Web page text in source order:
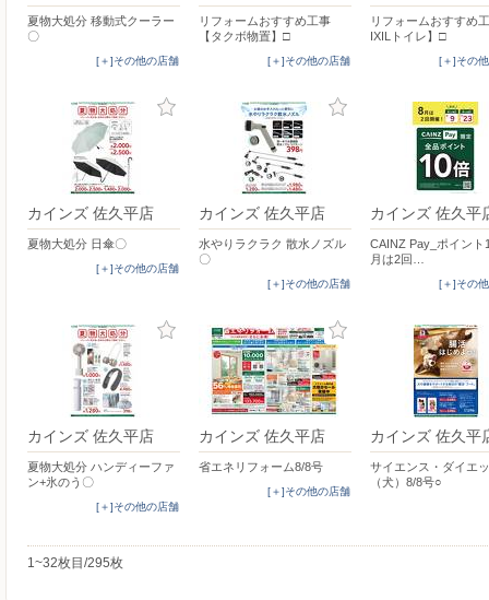
夏物大処分 移動式クーラー
〇
[＋]その他の店舗
リフォームおすすめ工事
【タクボ物置】□
[＋]その他の店舗
リフォームおすすめ
IXILトイレ】□
[＋]その
カインズ 佐久平店
夏物大処分 日傘〇
[＋]その他の店舗
カインズ 佐久平店
水やりラクラク 散水ノズル
〇
[＋]その他の店舗
カインズ 佐久平
CAINZ Pay_ポイント
月は2回…
[＋]その
カインズ 佐久平店
夏物大処分 ハンディーファ
ン+氷のう〇
[＋]その他の店舗
カインズ 佐久平店
省エネリフォーム8/8号
[＋]その他の店舗
カインズ 佐久平
サイエンス・ダイエ
（犬）8/8号○
1~32枚目/295枚